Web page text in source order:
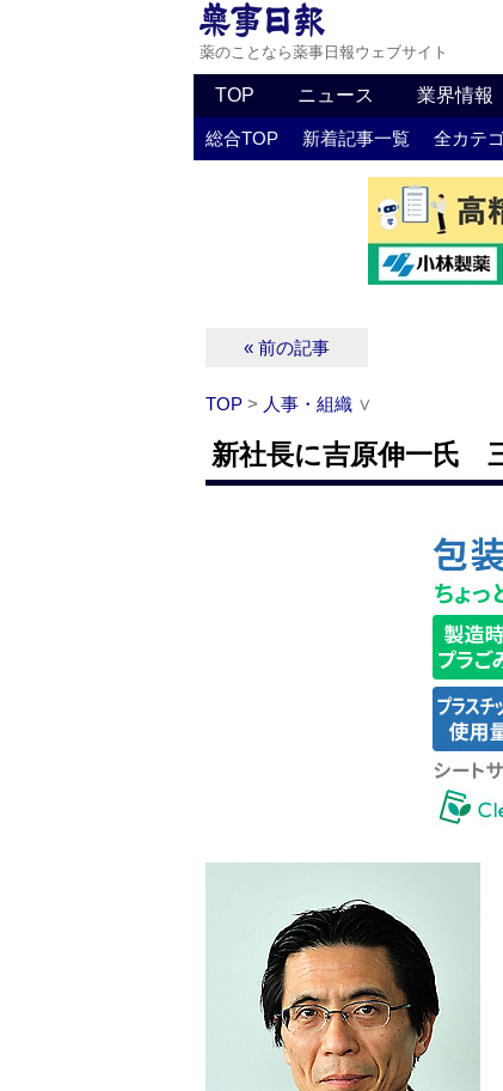
薬のことなら薬事日報ウェブサイト
TOP ニュース 業界情報
総合TOP 新着記事一覧 全カテ
« 前の記事
TOP > 人事・組織 ∨
新社長に吉原伸一氏